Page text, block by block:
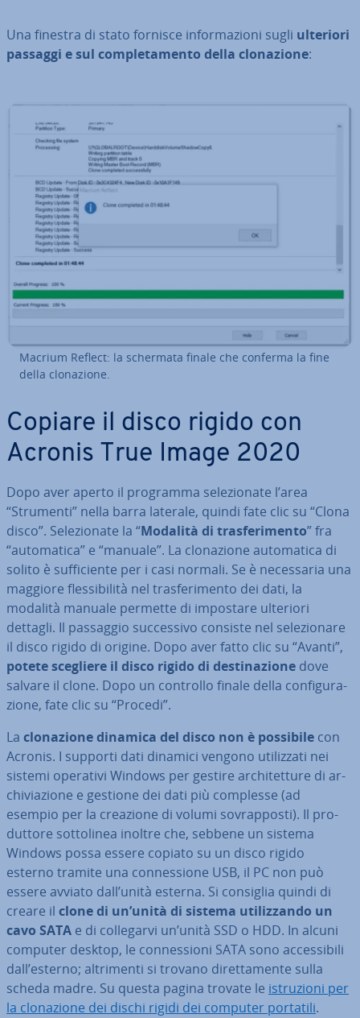
Una finestra di stato fornisce in­for­ma­zio­ni sugli ulteriori
passaggi e sul com­ple­ta­men­to della clo­na­zio­ne:
Macrium Reflect: la schermata finale che conferma la fine
della clo­na­zio­ne.
Copiare il disco rigido con
Acronis True Image 2020
Dopo aver aperto il programma se­le­zio­na­te l’area
“Strumenti” nella barra laterale, quindi fate clic su “Clona
disco”. Se­le­zio­na­te la “Modalità di tra­sfe­ri­men­to” fra
“au­to­ma­ti­ca” e “manuale”. La clo­na­zio­ne au­to­ma­ti­ca di
solito è suf­fi­cien­te per i casi normali. Se è ne­ces­sa­ria una
maggiore fles­si­bi­li­tà nel tra­sfe­ri­men­to dei dati, la
modalità manuale permette di impostare ulteriori
dettagli. Il passaggio suc­ces­si­vo consiste nel se­le­zio­na­re
il disco rigido di origine. Dopo aver fatto clic su “Avanti”,
potete scegliere il disco rigido di de­sti­na­zio­ne dove
salvare il clone. Dopo un controllo finale della con­fi­gu­ra­
zio­ne, fate clic su “Procedi”.
La clo­na­zio­ne dinamica del disco non è possibile con
Acronis. I supporti dati dinamici vengono uti­liz­za­ti nei
sistemi operativi Windows per gestire ar­chi­tet­tu­re di ar­
chi­via­zio­ne e gestione dei dati più complesse (ad
esempio per la creazione di volumi so­vrap­po­sti). Il pro­
dut­to­re sot­to­li­nea inoltre che, sebbene un sistema
Windows possa essere copiato su un disco rigido
esterno tramite una con­nes­sio­ne USB, il PC non può
essere avviato dall’unità esterna. Si consiglia quindi di
creare il clone di un’unità di sistema uti­liz­zan­do un
cavo SATA e di col­le­gar­vi un’unità SSD o HDD. In alcuni
computer desktop, le con­nes­sio­ni SATA sono ac­ces­si­bi­li
dall’esterno; al­tri­men­ti si trovano di­ret­ta­men­te sulla
scheda madre. Su questa pagina trovate le istru­zio­ni per
la clo­na­zio­ne dei dischi rigidi dei computer portatili.